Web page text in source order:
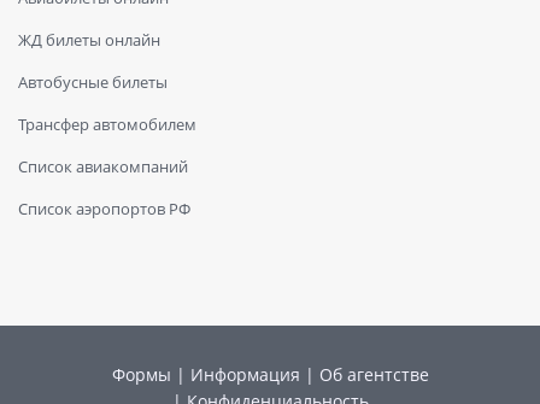
ЖД билеты онлайн
Автобусные билеты
Трансфер автомобилем
Список авиакомпаний
Список аэропортов РФ
Формы | Информация | Об агентстве